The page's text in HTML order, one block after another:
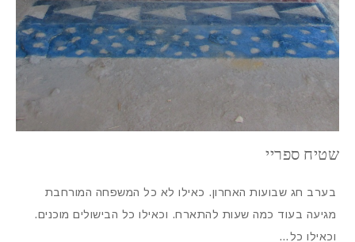
שטיח ספריי
בערב חג שבועות האחרון. כאילו לא כל המשפחה המורחבת
מגיעה בעוד כמה שעות להתארח. וכאילו כל הבישולים מוכנים.
וכאילו כל…